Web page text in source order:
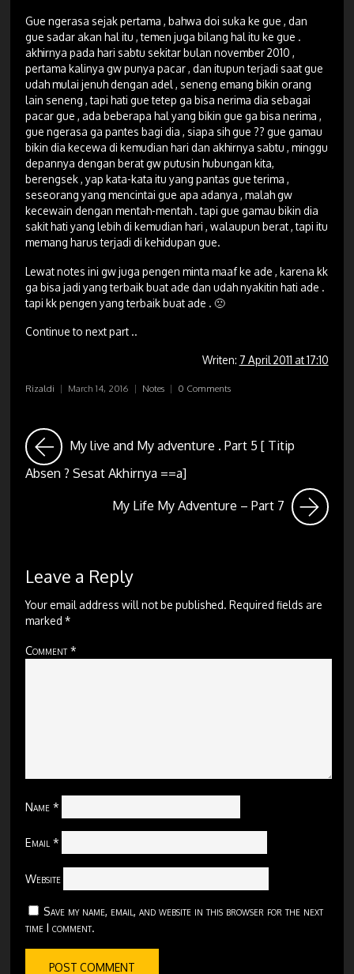
Gue ngerasa sejak pertama , bahwa doi suka ke gue , dan
gue sadar akan hal itu , temen juga bilang hal itu ke gue .
akhirnya pada hari sabtu sekitar bulan november 2010 ,
pertama kalinya gw punya pacar , dan itupun terjadi saat gue
udah mulai jenuh dengan adel , seneng emang bikin orang
lain seneng , tapi hati gue tetep ga bisa nerima dia sebagai
pacar gue , ada beberapa hal yang bikin gue ga bisa nerima ,
gue ngerasa ga pantes bagi dia , siapa sih gue ?? gue gamau
bikin dia kecewa di kemudian hari dan akhirnya sabtu , minggu
depannya dengan berat gw putusin hubungan kita,
berengsek , yap kata-kata itu yang pantas gue terima ,
seseorang yang mencintai gue apa adanya , malah gw
kecewain dengan mentah-mentah . tapi gue gamau bikin dia
sakit hati yang lebih di kemudian hari , walaupun berat , tapi itu
memang harus terjadi di kehidupan gue.
Lewat notes ini gw juga pengen minta maaf ke ade , karena kk
ga bisa jadi yang terbaik buat ade dan udah nyakitin hati ade .
tapi kk pengen yang terbaik buat ade . 🙁
Continue to next part ..
Writen: 7 April 2011 at 17:10
Rizaldi | March 14, 2016 | Notes | 0 Comments
My live and My adventure . Part 5 [ Titip
Absen ? Sesat Akhirnya ==a]
My Life My Adventure – Part 7
Leave a Reply
Your email address will not be published. Required fields are
marked*
Comment*
Name*
Email*
Website
Save my name, email, and website in this browser for the next
time I comment.